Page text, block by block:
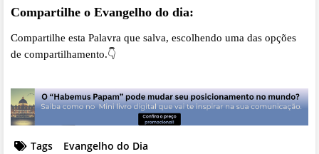
Compartilhe o Evangelho do dia:
Compartilhe esta Palavra que salva, escolhendo uma das opções
de compartilhamento.👇
Tags Evangelho do Dia